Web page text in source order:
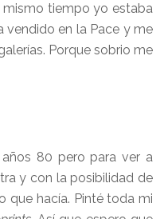
mismo tiempo yo estaba
vendido en la Pace y me
Porque sobrio me
80 pero para ver a
y con la posibilidad de
que hacía. Pinté toda mi